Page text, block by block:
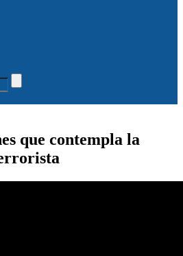
que contempla la